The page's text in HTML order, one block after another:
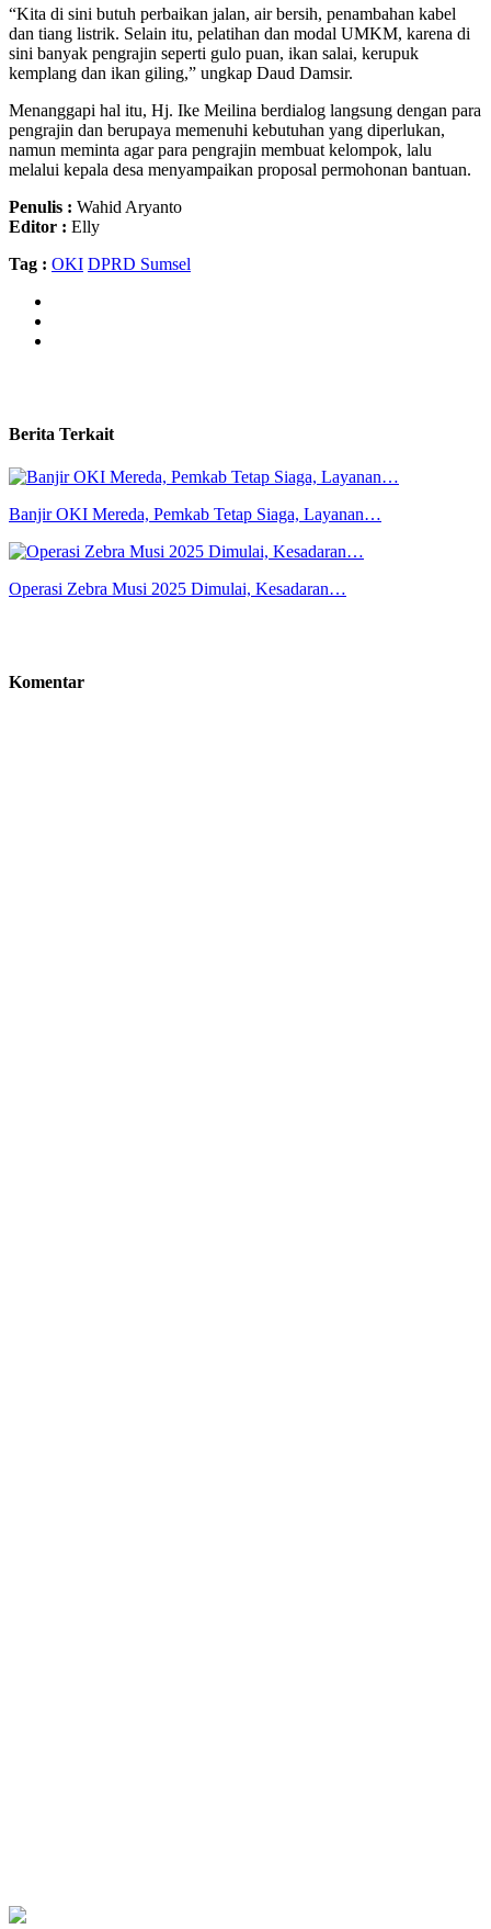
“Kita di sini butuh perbaikan jalan, air bersih, penambahan kabel
dan tiang listrik. Selain itu, pelatihan dan modal UMKM, karena di
sini banyak pengrajin seperti gulo puan, ikan salai, kerupuk
kemplang dan ikan giling,” ungkap Daud Damsir.
Menanggapi hal itu, Hj. Ike Meilina berdialog langsung dengan para
pengrajin dan berupaya memenuhi kebutuhan yang diperlukan,
namun meminta agar para pengrajin membuat kelompok, lalu
melalui kepala desa menyampaikan proposal permohonan bantuan.
Penulis : Wahid Aryanto
Editor : Elly
Tag : OKI DPRD Sumsel
Berita Terkait
Banjir OKI Mereda, Pemkab Tetap Siaga, Layanan…
Operasi Zebra Musi 2025 Dimulai, Kesadaran…
Komentar